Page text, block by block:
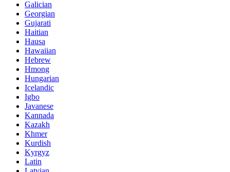
Galician
Georgian
Gujarati
Haitian
Hausa
Hawaiian
Hebrew
Hmong
Hungarian
Icelandic
Igbo
Javanese
Kannada
Kazakh
Khmer
Kurdish
Kyrgyz
Latin